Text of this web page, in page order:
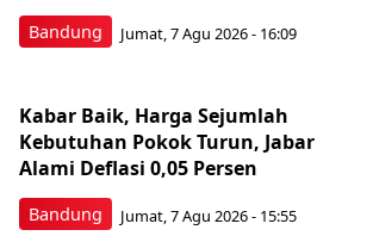
Bandung Jumat, 7 Agu 2026 - 16:09
Bandung
Kabar Baik, Harga Sejumlah
Kebutuhan Pokok Turun, Jabar
Alami Deflasi 0,05 Persen
Jumat, 7 Agu 2026 - 15:55